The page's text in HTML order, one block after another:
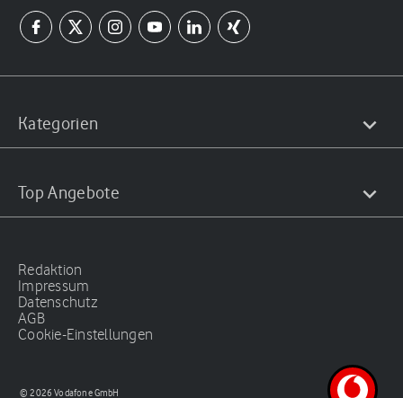
Kategorien
Top Angebote
Redaktion
Impressum
Datenschutz
AGB
Cookie-Einstellungen
© 2026 Vodafone GmbH